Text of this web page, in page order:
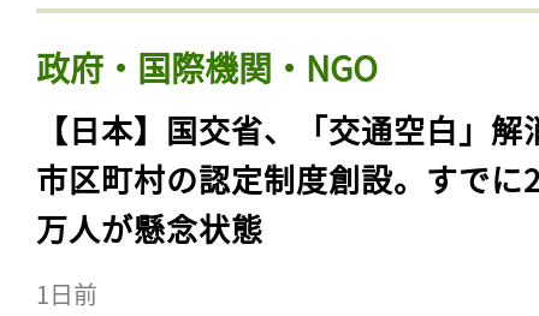
政府・国際機関・NGO
【日本】国交省、「交通空白」解
市区町村の認定制度創設。すでに
万人が懸念状態
1日前